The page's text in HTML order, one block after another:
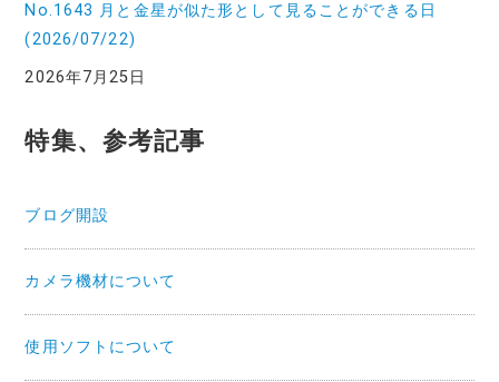
No.1643 月と金星が似た形として見ることができる日
(2026/07/22)
2026年7月25日
特集、参考記事
ブログ開設
カメラ機材について
使用ソフトについて